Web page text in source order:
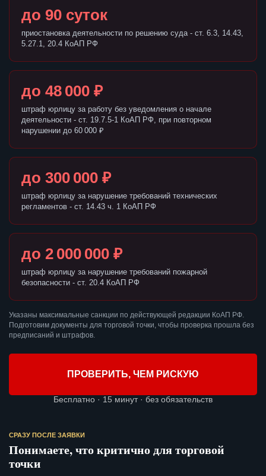
до 90 суток
приостановка деятельности по решению суда - ст. 6.3, 14.43,
5.27.1, 20.4 КоАП РФ
до 48 000 ₽
штраф юрлицу за работу без уведомления о начале
деятельности - ст. 19.7.5-1 КоАП РФ, при повторном
нарушении до 60 000 ₽
до 300 000 ₽
штраф юрлицу за нарушение требований технических
регламентов - ст. 14.43 ч. 1 КоАП РФ
до 2 000 000 ₽
штраф юрлицу за нарушение требований пожарной
безопасности - ст. 20.4 КоАП РФ
Указаны максимальные санкции по действующей редакции КоАП РФ.
Подготовим документы для торговой точки, чтобы проверка прошла без
предписаний и штрафов.
ПРОВЕРИТЬ, ЧЕМ РИСКУЮ
Бесплатно · 15 минут · без обязательств
СРАЗУ ПОСЛЕ ЗАЯВКИ
Понимаете, что критично для торговой
точки